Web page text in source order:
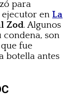
para
ejecutor en La
Zod. Algunos
son
fue
botella antes